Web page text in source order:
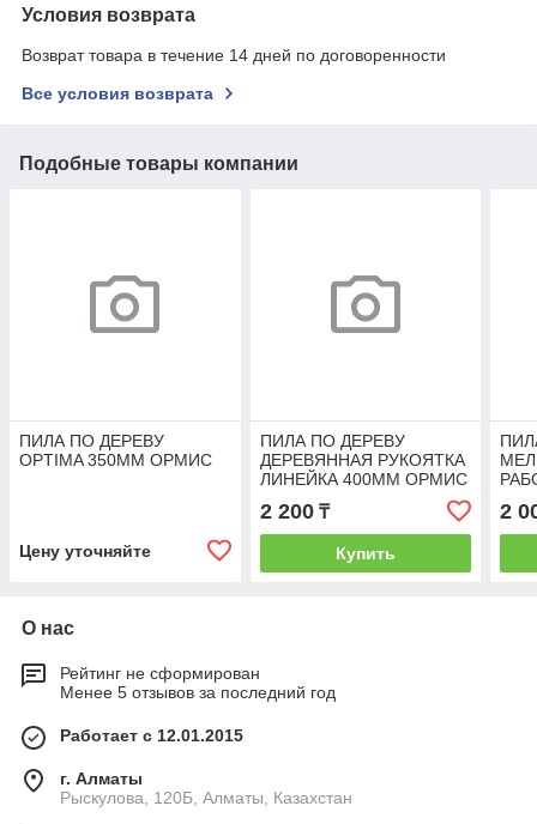
Условия возврата
Возврат товара в течение 14 дней по договоренности
Все условия возврата
Подобные товары компании
ПИЛА ПО ДЕРЕВУ
OPTIMA 350ММ ОРМИС
Цену уточняйте
ПИЛА ПО ДЕРЕВУ
ДЕРЕВЯННАЯ РУКОЯТКА
ЛИНЕЙКА 400ММ ОРМИС
2 200₸
Купить
2
О нас
Рейтинг не сформирован
Менее 5 отзывов за последний год
Работает с 12.01.2015
г. Алматы
Рыскулова, 120Б, Алматы, Казахстан